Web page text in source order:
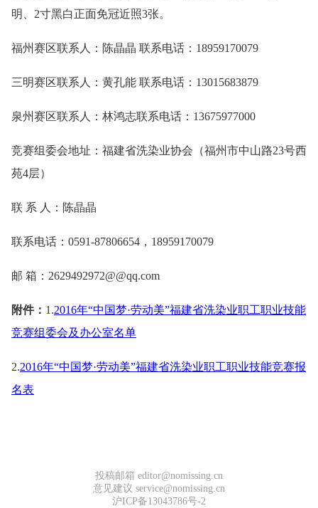
明、2寸黑白正面免冠近照3张。
福州赛区联系人：陈晶晶 联系电话：18959170079
三明赛区联系人：黄孔能 联系电话：13015683879
泉州赛区联系人：林鸿志联系电话：13675977000
竞赛组委会地址：福建省洗染业协会（福州市中山路23号西
苑4层）
联 系 人：陈晶晶
联系电话：0591-87806654，18959170079
邮 箱：2629492972@@qq.com
附件： 1.2016年“中国梦·劳动美”福建省洗染业职工职业技能
竞赛组委会及办公室名单
2.2016年“中国梦·劳动美”福建省洗染业职工职业技能竞赛报
名表
投稿邮箱 editor@nomissing.cn
意见建议 service@nomissing.cn
沪ICP备13043786号-2